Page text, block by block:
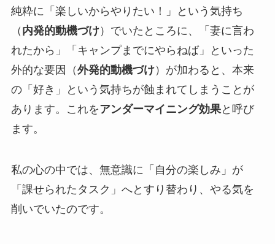
純粋に「楽しいからやりたい！」という気持ち
（ 内発的動機づけ）でいたところに、「妻に言わ
れたから」「キャンプまでにやらねば」といった
外的な要因（外発的動機づけ）が加わると、本来
の「好き」という気持ちが蝕まれてしまうことが
あります。これをアンダーマイニング効果と呼び
ます。
私の心の中では、無意識に「自分の楽しみ」が
「課せられたタスク」へとすり替わり、やる気を
削いでいたのです。